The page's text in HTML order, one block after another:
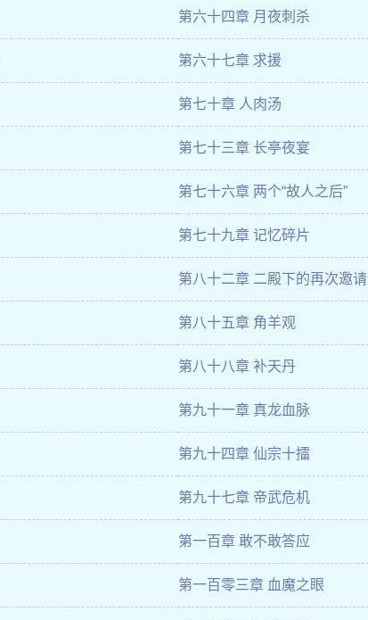
第六十四章 月夜刺杀
第六十七章 求援
第七十章 人肉汤
第七十三章 长亭夜宴
第七十六章 两个“故人之后”
第七十九章 记忆碎片
第八十二章 二殿下的再次邀请
第八十五章 角羊观
第八十八章 补天丹
第九十一章 真龙血脉
第九十四章 仙宗十擂
第九十七章 帝武危机
第一百章 敢不敢答应
第一百零三章 血魔之眼